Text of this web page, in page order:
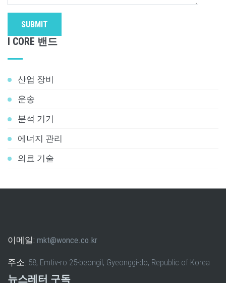
SUBMIT
I CORE 밴드
산업 장비
운송
분석 기기
에너지 관리
의료 기술
이메일: mkt@wonce.co.kr
주소: 58, Emtiv-ro 25-beongil, Gyeonggi-do, Republic of Korea
뉴스레터 구독